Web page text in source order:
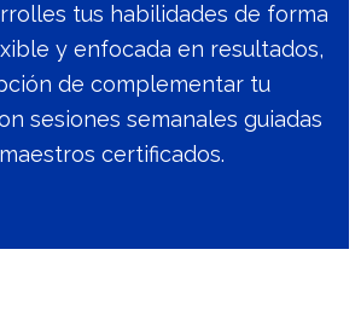
tus habilidades de forma
y enfocada en resultados,
de complementar tu
sesiones semanales guiadas
certificados.